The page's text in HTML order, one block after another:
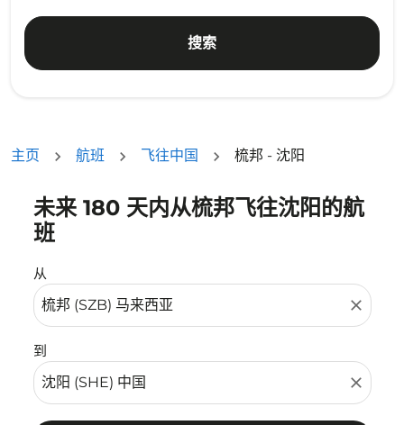
搜索
主页 航班 飞往中国 梳邦 - 沈阳
未来 180 天内从梳邦飞往沈阳的航
班
从
close
到
close
没有符合您的筛选条件的机票。请调整您的筛选条件。